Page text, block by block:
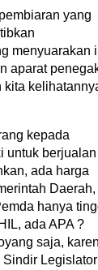
yang
menyuarakan
aparat
kita
kepada
untuk berjualan
ada harga
Daerah,
hanya
ada APA ?
saja,
Sindir Legislator